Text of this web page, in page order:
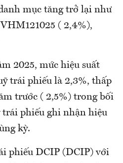
mục tăng trở lại như
( 2,4%),
2025, mức hiệu suất
trái phiếu là 2,3%, thấp
trước ( 2,5%) trong bối
phiếu ghi nhận hiệu
kỳ.
phiếu DCIP (DCIP) với